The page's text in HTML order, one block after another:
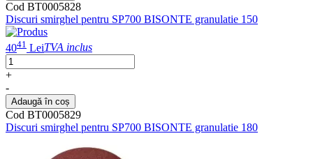
Cod BT0005828
Discuri smirghel pentru SP700 BISONTE granulatie 150
4041 LeiTVA inclus
+
-
Adaugă în coș
Cod BT0005829
Discuri smirghel pentru SP700 BISONTE granulatie 180